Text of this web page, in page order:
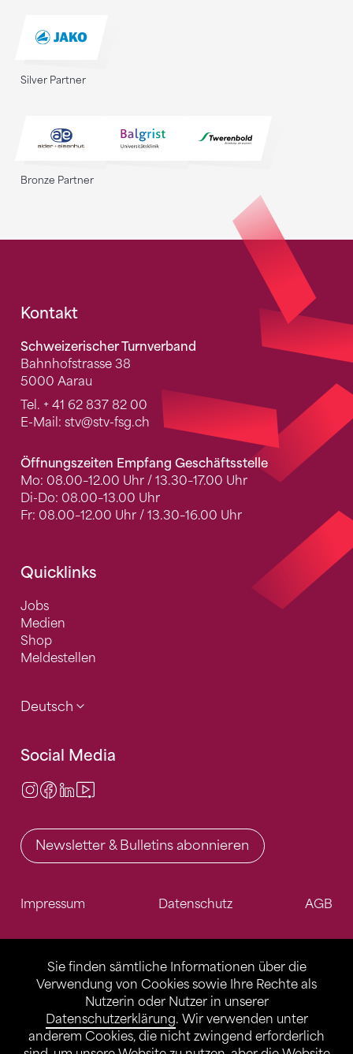
Sie finden sämtliche Informationen über die
Verwendung von Cookies sowie Ihre Rechte als
Nutzerin oder Nutzer in unserer
Datenschutzerklärung. Wir verwenden unter
anderem Cookies, die nicht zwingend erforderlich
Silver Partner
Bronze Partner
Fusszeile
Kontakt
Schweizerischer Turnverband
Bahnhofstrasse 38
5000 Aarau
Tel. + 41 62 837 82 00
E-Mail: stv@stv-fsg.ch
Öffnungszeiten Empfang Geschäftsstelle
Mo: 08.00–12.00 Uhr / 13.30–17.00 Uhr
Di-Do: 08.00–13.00 Uhr
Fr: 08.00–12.00 Uhr / 13.30–16.00 Uhr
Quicklinks
Jobs
Medien
Shop
Meldestellen
Deutsch
Social Media
Instagram
Facebook
LinkedIn
Newsletter & Bulletins abonnieren
Impressum Datenschutz AGB